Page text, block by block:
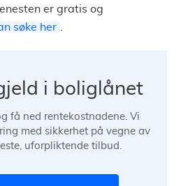
er gratis og
søke her
i boliglånet
få ned rentekostnadene. Vi
med sikkerhet på vegne av
uforpliktende tilbud.